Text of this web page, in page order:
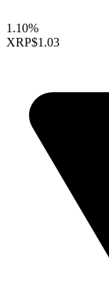
1.10%
XRP$1.03